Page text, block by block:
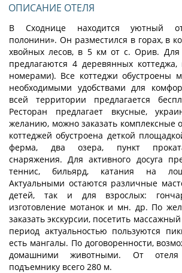
ОПИСАНИЕ ОТЕЛЯ
В Сходнице находится уютный
полонини». Он разместился в горах, в
хвойных лесов, в 5 км от с. Орив. Для
предлагаются 4 деревянных
номерами). Все коттеджи обустроены
необходимыми удобствами для
всей территории предлагается
Ресторан предлагает вкусные,
желанию, можно заказать комплексные
коттеджей обустроена деткой
ферма, два озера, пункт
снаряжения. Для активного досуга
теннис, бильярд, катания на
Актуальными остаются различные
детей, так и для взрослых:
изготовление мотанок и мн. др. По
заказать экскурсии, посетить
период актуальностью пользуются
есть мангалы. По договоренности,
домашними животными. От
подъемнику всего 280 м.